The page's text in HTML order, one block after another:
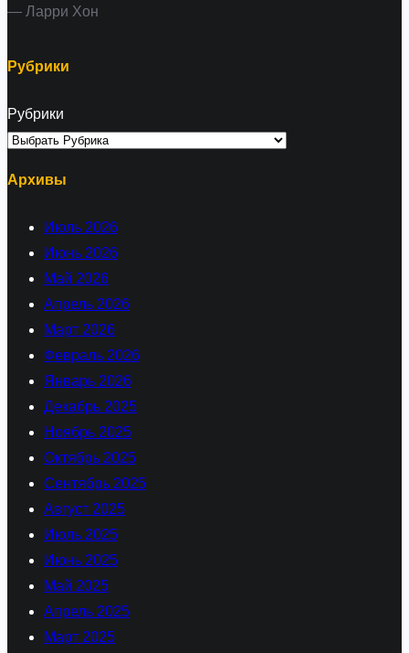
— Ларри Хон
Рубрики
Рубрики
Архивы
Июль 2026
Июнь 2026
Май 2026
Апрель 2026
Март 2026
Февраль 2026
Январь 2026
Декабрь 2025
Ноябрь 2025
Октябрь 2025
Сентябрь 2025
Август 2025
Июль 2025
Июнь 2025
Май 2025
Апрель 2025
Март 2025